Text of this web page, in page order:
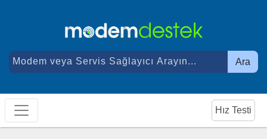
Ara
Hız Testi